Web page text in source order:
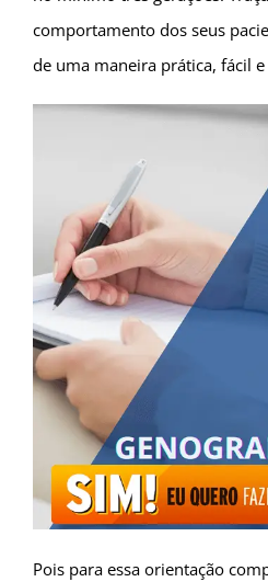
comportamento dos seus
de uma maneira prática, fácil
Pois para essa orientação